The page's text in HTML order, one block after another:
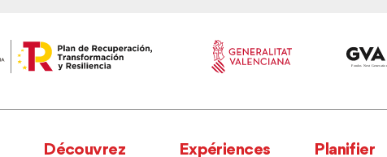
Découvrez Expériences Planifier